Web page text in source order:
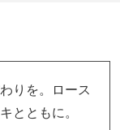
りを。ロース
とともに。